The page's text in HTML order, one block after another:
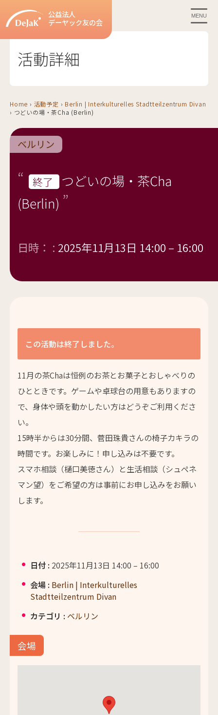
公益法人
デーヤック友の会
MENU
活動詳細
Home › 活動予定 › Berlin | Interkulturelles Stadtteilzentrum Divan
› つどいの場・茶Cha (Berlin)
ベルリン
終了
つどいの場・茶Cha
(Berlin)
日時： : 2025年11月13日 14:00 – 16:00
この活動は終了しました。
11月の茶Chaは恒例のお茶とお菓子とおしゃべりの
ひとときです。ゲームや卓球台の用意もありますの
で、身体や頭を動かしたい方はどうぞご利用くださ
い。
15時半からは30分間、菅田珠貴さんの椅子カキラの
時間です。お楽しみに！申し込みは不要です。
スマホ相談（樋口美徳さん）と生活相談（シュペネ
マン望）をご希望の方は事前にお申し込みをお願い
します。
日付 : 2025年11月13日 14:00 – 16:00
会場 : Berlin | Interkulturelles
Stadtteilzentrum Divan
カテゴリ : ベルリン
会場